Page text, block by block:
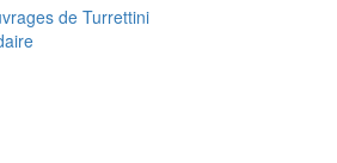
de Turrettini